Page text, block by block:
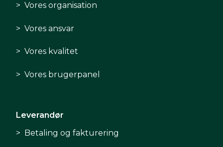
Vores organisation
Vores ansvar
Vores kvalitet
Vores brugerpanel
Leverandør
Betaling og fakturering